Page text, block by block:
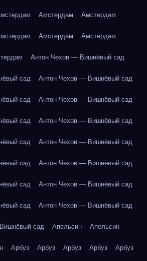
Амстердам Амстердам
Амстердам Амстердам
Антон Чехов — Вишнёвый сад
сад Антон Чехов — Вишнёвый сад
сад Антон Чехов — Вишнёвый сад
сад Антон Чехов — Вишнёвый сад
сад Антон Чехов — Вишнёвый сад
сад Антон Чехов — Вишнёвый сад
сад Антон Чехов — Вишнёвый сад
сад Антон Чехов — Вишнёвый сад
сад Апельсин Апельсин
Арбуз Арбуз Арбуз Арбуз Арбуз